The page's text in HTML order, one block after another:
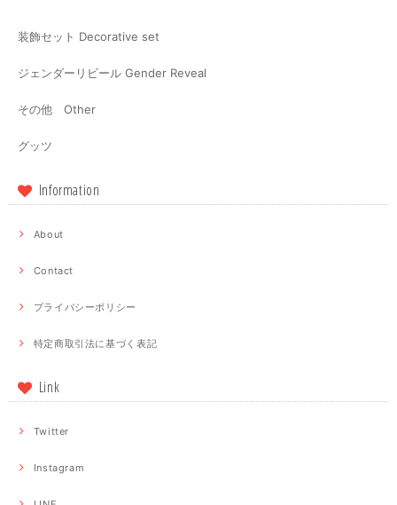
装飾セット Decorative set
ジェンダーリビール Gender Reveal
その他 Other
グッツ
Information
About
Contact
プライバシーポリシー
特定商取引法に基づく表記
Link
Twitter
Instagram